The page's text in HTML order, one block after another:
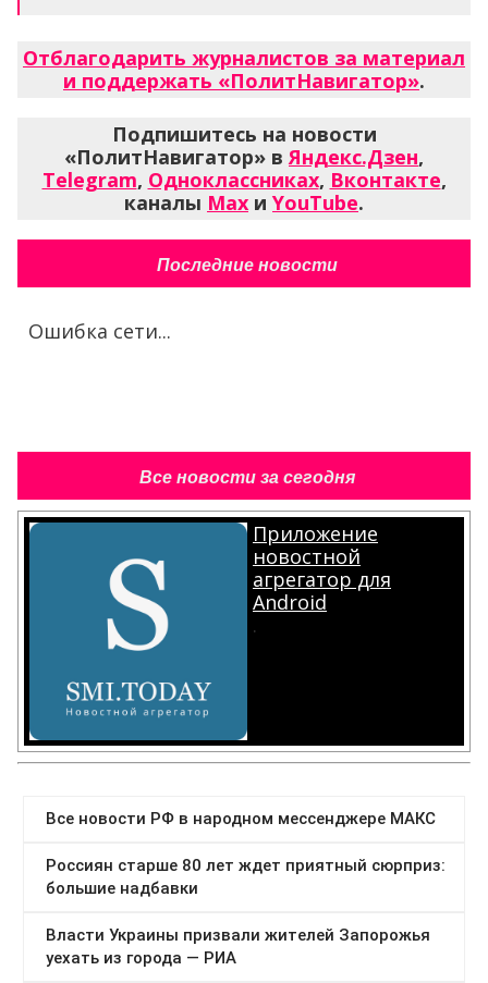
Отблагодарить журналистов за материал
и поддержать «ПолитНавигатор».
Подпишитесь на новости
«ПолитНавигатор» вЯндекс.Дзен,
Telegram, Одноклассниках, Вконтакте,
каналы Max и YouTube.
Последние новости
Ошибка сети...
Все новости за сегодня
Приложение
новостной
агрегатор для
Android
.